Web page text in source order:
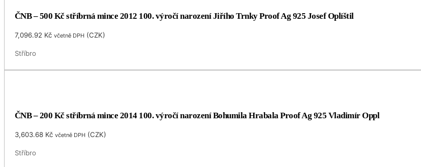
ČNB – 500 Kč stříbrná mince 2012 100. výročí narození Jiřího Trnky Proof Ag 925 Josef Oplíštil
7,096.92 Kč včetně DPH(CZK)
Stříbro
ČNB – 200 Kč stříbrná mince 2014 100. výročí narození Bohumila Hrabala Proof Ag 925 Vladimír Oppl
3,603.68 Kč včetně DPH(CZK)
Stříbro